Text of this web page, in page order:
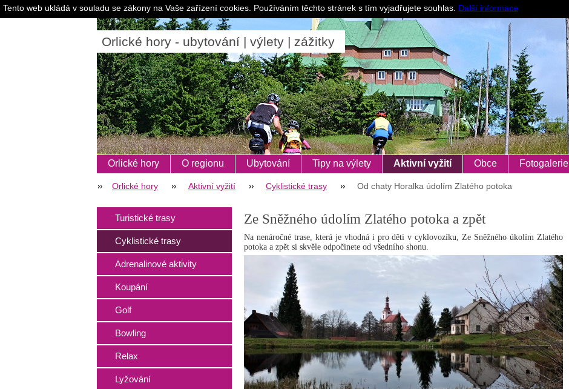
Orlické hory - ubytování | výlety | zážitky
Pro ubytovatele
Orlické hory O regionu Ubytování Tipy na výlety Aktivní vyžití Obce Fotogalerie
Orlické hory Aktivní vyžití Cyklistické trasy Od chaty Horalka údolím Zlatého potoka
Ze Sněžného údolím Zlatého potoka a zpět
Na nenáročné trase, která je vhodná i pro děti v cyklovozíku, Ze Sněžného úkolím Zlatého
potoka a zpět si skvěle odpočinete od všedního shonu.
Turistické trasy
Cyklistické trasy
Adrenalinové aktivity
Koupání
Golf
Bowling
Relax
Lyžování
Tento web ukládá v souladu se zákony na Vaše zařízení cookies. Používáním těchto stránek s tím vyjadřujete souhlas. Další informace